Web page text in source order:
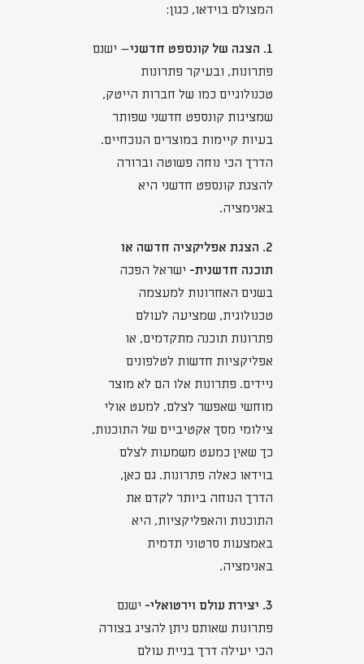
המצולם בוידאו, כגון:
1. הצגה של קונספט חדשני
– ישנם
פתרונות, ובעיקר פתרונות
טכנולוגיים כמו של חברות הייטק,
שמציגות קונספט חדשני שפותר
בעיות קיימות במוצרים הנוכחיים.
הדרך הכי נוחה פשוטה וברורה
להצגת קונספט חדשני היא
באנימציה.
2. הצגת אפליקציה חדשה או
תוכנה חדשנית- ישראל הפכה
בשנים האחרונות למעצמה
טכנולוגית, שמציעה לעולם
פתרונות תוכנה מתקדמים, או
אפליקציות חדשות לטלפונים
ניידים. פתרונות אלו הם לא מוצר
מוחשי שאפשר לצלם, למעט אולי
צילומי מסך אקטיביים של התוכנות,
כך שאין כמעט משמעות לצלם
בוידאו כאלה פתרונות. גם כאן,
הדרך הנוחה ביותר לקדם את
התוכנות והאפליקציות, היא
באמצעות סרטוני תדמית
באנימציה.
3. יצירת עולם וירטואלי-
ישנם
פתרונות שאותם ניתן להציג בצורה
הכי יעילה דרך בניית עולם